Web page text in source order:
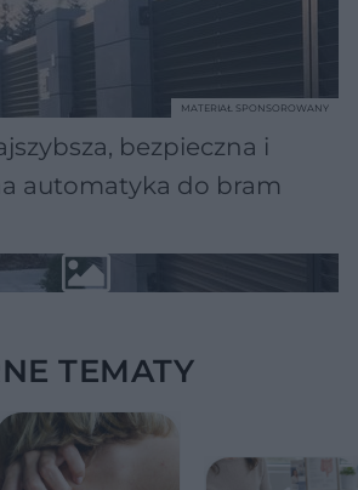
bezpieczna i
automatyka do bram
MATERIAŁ SPONSOROWANY
TEMATY